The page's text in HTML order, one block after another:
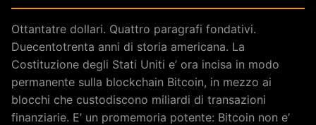
Ottantatre dollari. Quattro paragrafi fondativi.
Duecentotrenta anni di storia americana. La
Costituzione degli Stati Uniti e’ ora incisa in modo
permanente sulla blockchain Bitcoin, in mezzo ai
blocchi che custodiscono miliardi di transazioni
finanziarie. E’ un promemoria potente: Bitcoin non e’